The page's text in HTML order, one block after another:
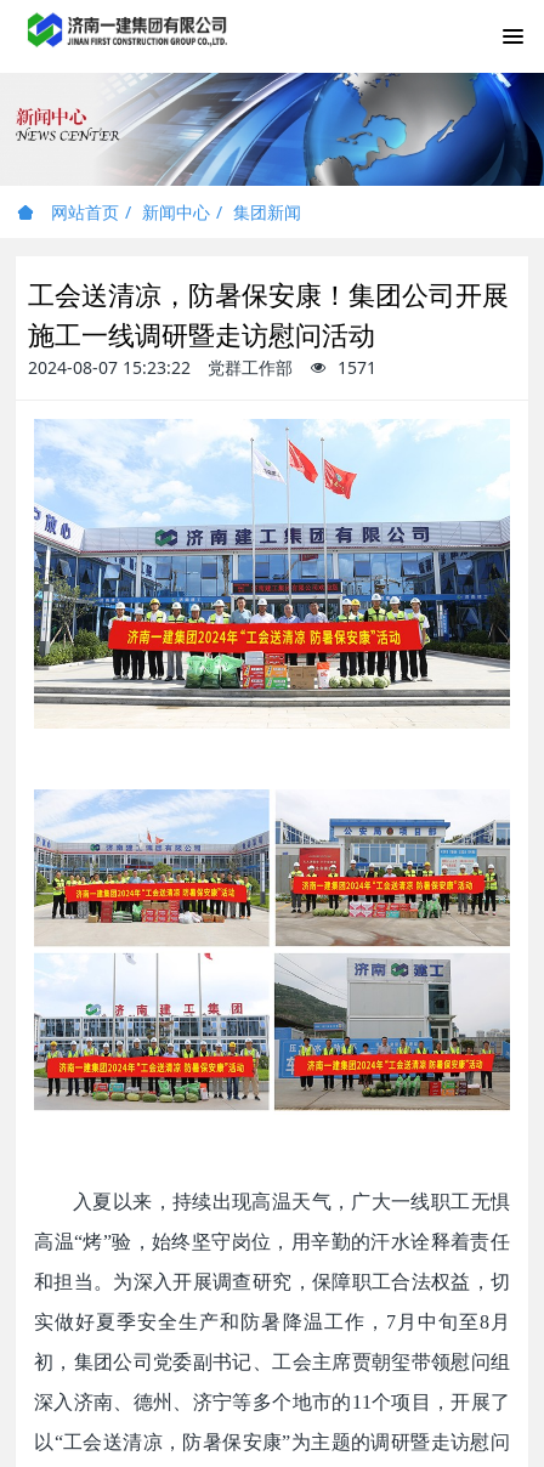
网站首页 新闻中心 集团新闻
工会送清凉，防暑保安康！集团公司开展
施工一线调研暨走访慰问活动
2024-08-07 15:23:22 党群工作部 1571
入夏以来，持续出现高温天气，广大一线职工无惧
高温“烤”验，始终坚守岗位，用辛勤的汗水诠释着责任
和担当。为深入开展调查研究，保障职工合法权益，切
实做好夏季安全生产和防暑降温工作，7月中旬至8月
初，集团公司党委副书记、工会主席贾朝玺带领慰问组
深入济南、德州、济宁等多个地市的11个项目，开展了
以“工会送清凉，防暑保安康”为主题的调研暨走访慰问